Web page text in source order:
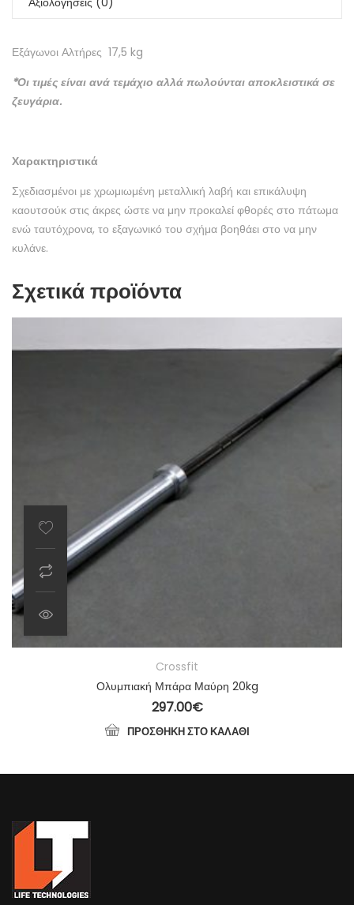
Εξάγωνοι Αλτήρες 17,5 kg
*Οι τιμές είναι ανά τεμάχιο αλλά πωλούνται αποκλειστικά σε
ζευγάρια.
Χαρακτηριστικά
Σχεδιασμένοι με χρωμιωμένη μεταλλική λαβή και επικάλυψη
καουτσούκ στις άκρες ώστε να μην προκαλεί φθορές στο πάτωμα
ενώ ταυτόχρονα, το εξαγωνικό του σχήμα βοηθάει στο να μην
κυλάνε.
Σχετικά προϊόντα
Crossfit
Ολυμπιακή Μπάρα Μαύρη 20kg
297.00€
ΠΡΟΣΘΉΚΗ ΣΤΟ ΚΑΛΆΘΙ